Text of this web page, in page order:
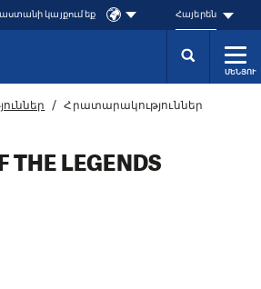
կայքում եք Հայերեն
ՄԵՆՅՈՒ
Հրատարակություններ
THE LEGENDS